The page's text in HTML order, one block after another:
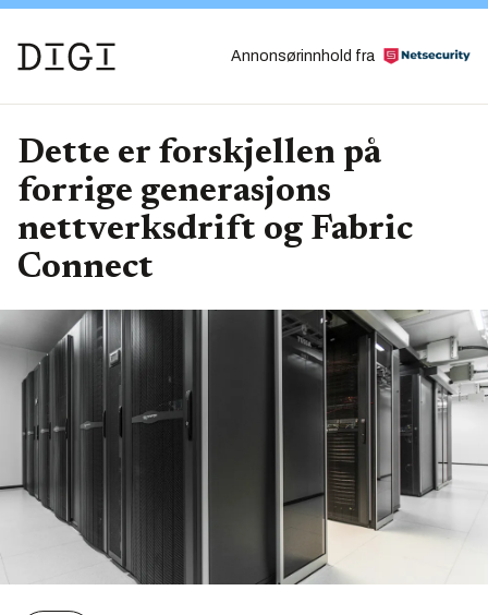
Annonsørinnhold fra
Dette er forskjellen på
forrige generasjons
nettverksdrift og Fabric
Connect